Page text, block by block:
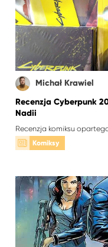
Michał Krawiel
Recenzja Cyberpunk
Nadii
Recenzja komiksu
Komiksy